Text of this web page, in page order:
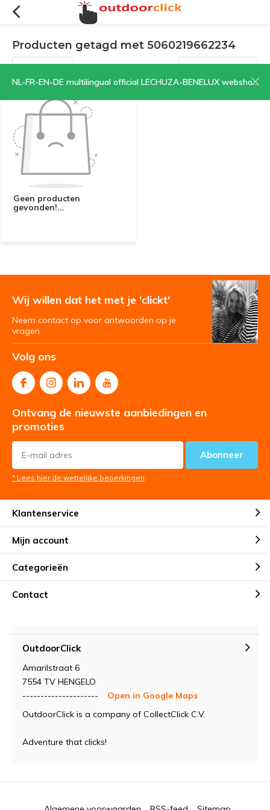
NL-FR-EN-DE multilingual official LECHUZA-BENELUX webshop | CLICK HERE NOW!
Producten getagd met 5060219662234
Filters Sorteren op:
Geen producten
gevonden!...
Wij willen dat het met je 'clickt'
Neem contact op voor antwoorden op je
vragen
Volg ons
Ontvang de nieuwste aanbiedingen en
promoties
Abonneer
* Lees hier de wettelijke beperkingen
Klantenservice
Mijn account
Categorieën
Contact
OutdoorClick
Amarilstraat 6
7554 TV HENGELO
---------------------
Open in Google Maps
OutdoorClick is a company of CollectClick C.V.
Adventure that clicks!